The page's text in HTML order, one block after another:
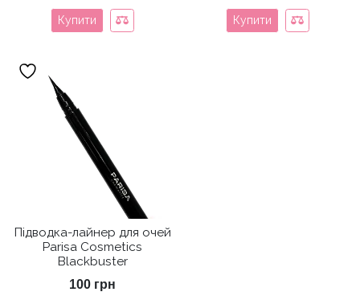
Купити Купити
Підводка-лайнер для очей
Parisa Cosmetics
Blackbuster
100 грн